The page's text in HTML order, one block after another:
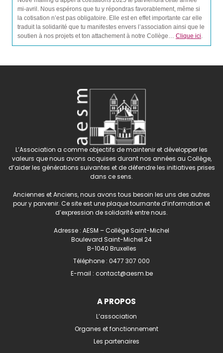
mi-avril. Nous espérons que tu y répondras favorablement, même si
la cotisation n’est pas obligatoire. Elle est en effet importante car elle
traduit la solidarité que tu manifestes envers l’association ainsi que le
soutien à nos projets et ton attachement à notre Collège… Clique ici
L’Association a comme objectifs de maintenir et développer les
valeurs que nous avons acquises durant nos années au Collège,
d’aider les générations suivantes et de défendre les initiatives prises
dans ce sens.
Anciennes et Anciens, nous avons tous besoin les uns des autres
pour y parvenir. Ce site est une plaque tournante d’information et
d’expression de solidarité entre nous.
Adresse : AESM – Collège Saint-Michel
Boulevard Saint-Michel 24
B-1040 Bruxelles
Téléphone : 0477 307 000
E-mail : contact@aesm.be
A PROPOS
L’association
Organes et fonctionnement
Les partenaires